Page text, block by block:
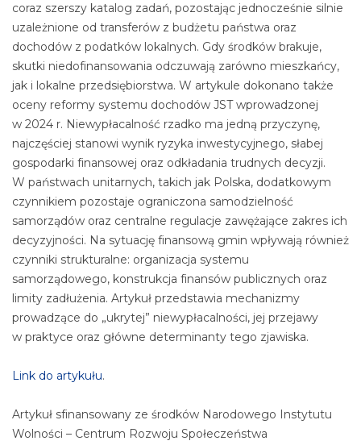
coraz szerszy katalog zadań, pozostając jednocześnie silnie
uzależnione od transferów z budżetu państwa oraz
dochodów z podatków lokalnych. Gdy środków brakuje,
skutki niedofinansowania odczuwają zarówno mieszkańcy,
jak i lokalne przedsiębiorstwa. W artykule dokonano także
oceny reformy systemu dochodów JST wprowadzonej
w 2024 r. Niewypłacalność rzadko ma jedną przyczynę,
najczęściej stanowi wynik ryzyka inwestycyjnego, słabej
gospodarki finansowej oraz odkładania trudnych decyzji.
W państwach unitarnych, takich jak Polska, dodatkowym
czynnikiem pozostaje ograniczona samodzielność
samorządów oraz centralne regulacje zawężające zakres ich
decyzyjności. Na sytuację finansową gmin wpływają również
czynniki strukturalne: organizacja systemu
samorządowego, konstrukcja finansów publicznych oraz
limity zadłużenia. Artykuł przedstawia mechanizmy
prowadzące do „ukrytej” niewypłacalności, jej przejawy
w praktyce oraz główne determinanty tego zjawiska.
Link do artykułu.
Artykuł sfinansowany ze środków Narodowego Instytutu
Wolności – Centrum Rozwoju Społeczeństwa